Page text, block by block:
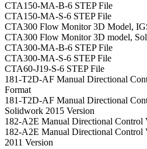
CTA150-MA-B-6 STEP File
CTA150-MA-S-6 STEP File
CTA300 Flow Monitor 3D Model,
CTA300 Flow Monitor 3D model,
CTA300-MA-B-6 STEP File
CTA300-MA-S-6 STEP File
CTA60-J19-S-6 STEP File
181-T2D-AF Manual Directional
Format
181-T2D-AF Manual Directional
Solidwork 2015 Version
182-A2E Manual Directional Control
182-A2E Manual Directional Control
2011 Version